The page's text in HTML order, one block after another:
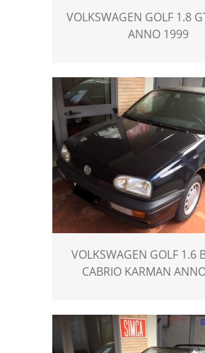
VOLKSWAGEN GOLF 1.8
ANNO 1999
VOLKSWAGEN GOLF 1.6
CABRIO KARMAN